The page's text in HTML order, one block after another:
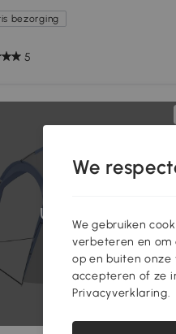
bezorging
5
Uitverkocht
We
We gebruiken
verbeteren en om
op en buiten onze
accepteren of ze
Privacyverklaring.